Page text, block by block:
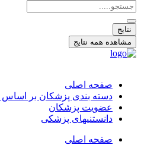
جستجو
نتایج
مشاهده همه نتایج
صفحه اصلی
دسته بندی پزشکان بر
عضویت پزشکان
دانستنیهای پزشکی
صفحه اصلی